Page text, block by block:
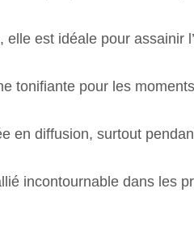
est idéale pour assainir
tonifiante pour les
en diffusion, surtout
incontournable dans les